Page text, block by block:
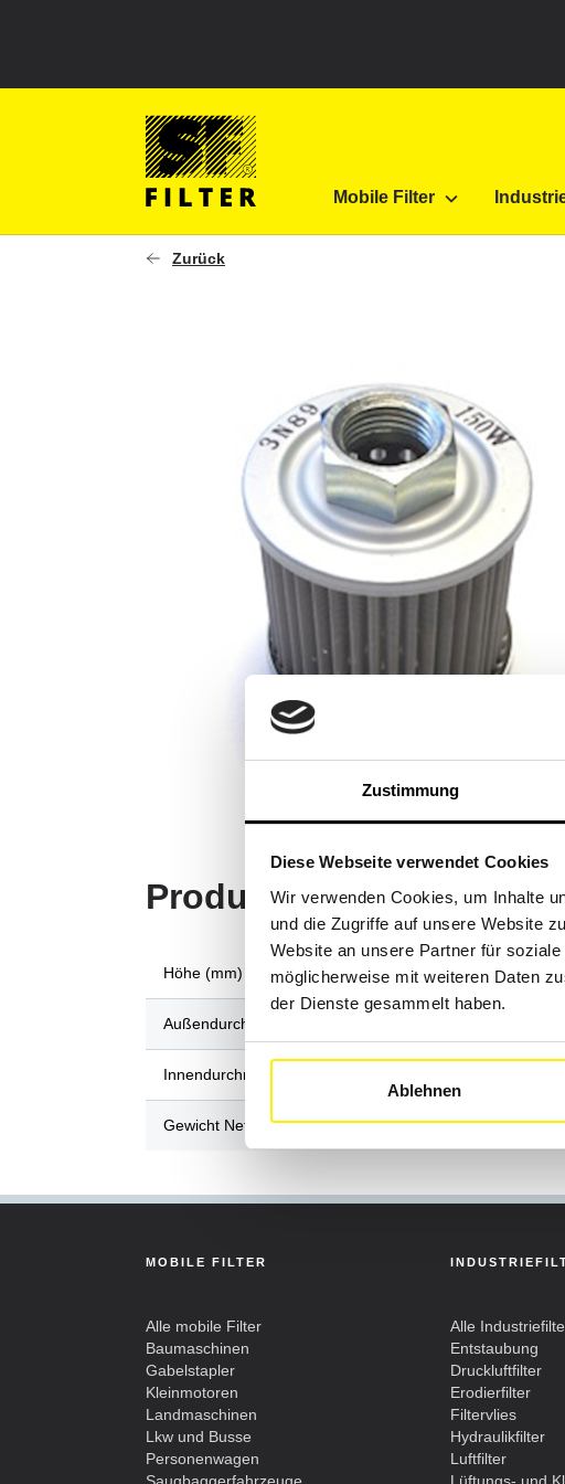
Zustimmung
Diese Webseite verwendet Cookies
Wir verwenden Cookies, um Inhalte
und die Zugriffe auf unsere Website
Website an unsere Partner für
möglicherweise mit weiteren Daten
der Dienste gesammelt haben.
Ablehnen
Mobile Filter
SF Filter Homepage
Zurück
Produktspezifikationen
Höhe (mm)
Außendurchmesser / Länge (mm)
Innendurchmesser / Breite (mm)
Gewicht Netto (kg)
MOBILE FILTER
Alle mobile Filter
Baumaschinen
Gabelstapler
Kleinmotoren
Landmaschinen
Lkw und Busse
Personenwagen
Alle
Entstaubung
Druckluftfilter
Erodierfilter
Filtervlies
Hydraulikfilter
Luftfilter